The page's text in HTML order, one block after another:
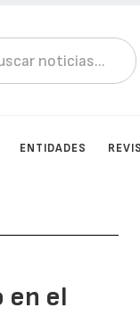
ENTIDADES
en el